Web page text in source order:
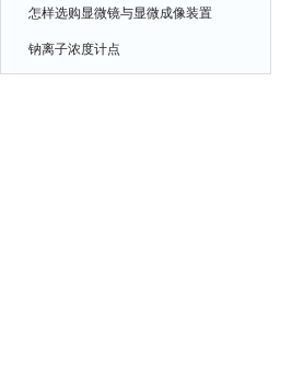
怎样选购显微镜与显微成像装置
钠离子浓度计点